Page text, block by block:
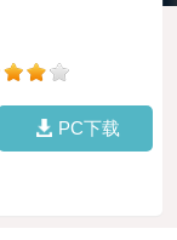
PC下载